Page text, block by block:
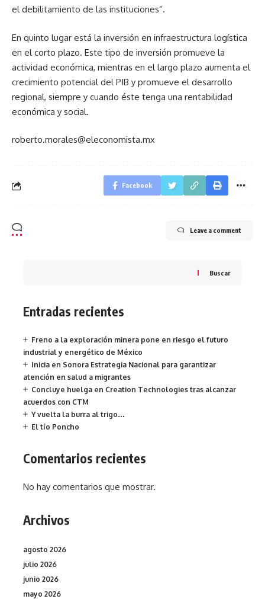
el debilitamiento de las instituciones”.
En quinto lugar está la inversión en infraestructura logística
en el corto plazo. Este tipo de inversión promueve la
actividad económica, mientras en el largo plazo aumenta el
crecimiento potencial del PIB y promueve el desarrollo
regional, siempre y cuando éste tenga una rentabilidad
económica y social.
roberto.morales@eleconomista.mx
Facebook
Leave a comment
Buscar
Entradas recientes
Freno a la exploración minera pone en riesgo el futuro
industrial y energético de México
Inicia en Sonora Estrategia Nacional para garantizar
atención en salud a migrantes
Concluye huelga en Creation Technologies tras alcanzar
acuerdos con CTM
Y vuelta la burra al trigo…
El tío Poncho
Comentarios recientes
No hay comentarios que mostrar.
Archivos
agosto 2026
julio 2026
junio 2026
mayo 2026